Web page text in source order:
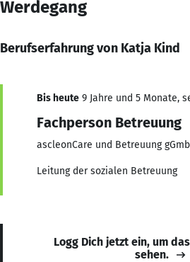
Werdegang
Berufserfahrung von Katja Kind
Bis heute 9 Jahre und 5 Monate,
Fachperson Betreuung
ascleonCare und Betreuung
Leitung der sozialen Betreuung
Logg Dich jetzt ein, um
sehen.